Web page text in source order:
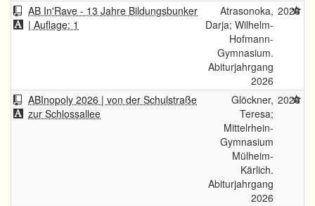
AB In'Rave - 13 Jahre Bildungsbunker
| Auflage: 1
Atrasonoka,
Darja; Wilhelm-
Hofmann-
Gymnasium.
Abiturjahrgang
2026
2026
ABInopoly 2026 | von der Schulstraße
zur Schlossallee
Glöckner,
Teresa;
Mittelrhein-
Gymnasium
Mülheim-
Kärlich.
Abiturjahrgang
2026
2026